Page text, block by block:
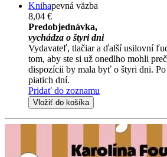
Knihapevná väzba
8,04 €
Predobjednávka,
vychádza o štyri dni
Vydavateľ, tlačiar a ďalší usilovní
tom, aby ste si už onedlho mohli
dispozícii by mala byť o štyri dni.
piatich dní.
Pridať do zoznamu
Vložiť do košíka